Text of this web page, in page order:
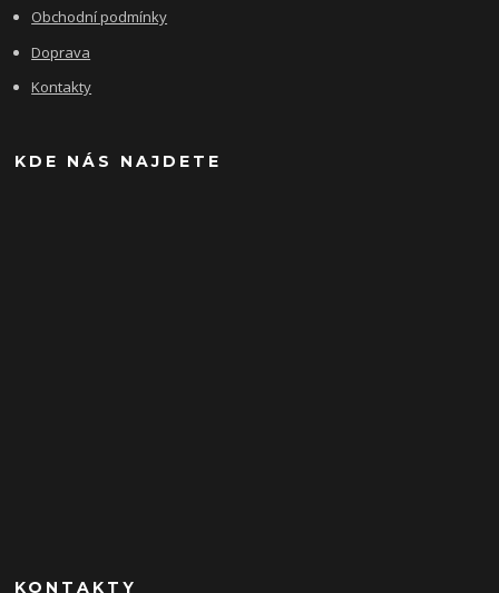
Obchodní podmínky
Doprava
Kontakty
KDE NÁS NAJDETE
KONTAKTY